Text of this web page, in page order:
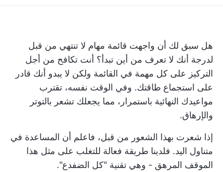
هل سبق لك أن واجهت قائمة مهام لا تنتهي من قبل
لدرجة أنك لا تعرف من أين تبدأ؟ أنت تكافح من أجل
التركيز على كل مهمة في القائمة ولكن لا يبدو أنك قادر
على استجماع طاقتك. وفي الوقت نفسه، تقترب
مواعيدك النهائية باستمرار، مما يجعلك تشعر بالتوتر
والإرهاق.
إذا شعرت بهذا الشعور من قبل، فاعلم أن المساعدة في
متناول اليد. فلدينا طريقة فعالة للتغلب على مثل هذا
الموقف المرهق - وهي تقنية "كل الضفدع".